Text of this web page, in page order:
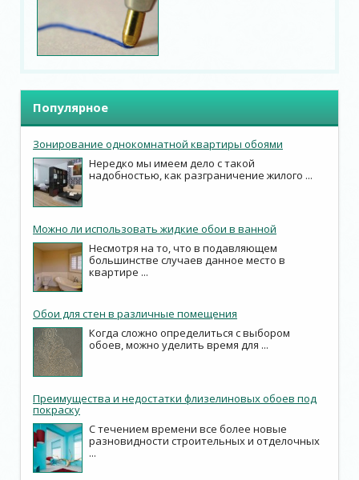
Популярное
Зонирование однокомнатной квартиры обоями
Нередко мы имеем дело с такой
надобностью, как разграничение жилого ...
Можно ли использовать жидкие обои в ванной
Несмотря на то, что в подавляющем
большинстве случаев данное место в
квартире ...
Обои для стен в различные помещения
Когда сложно определиться с выбором
обоев, можно уделить время для ...
Преимущества и недостатки флизелиновых обоев под
покраску
С течением времени все более новые
разновидности строительных и отделочных
...